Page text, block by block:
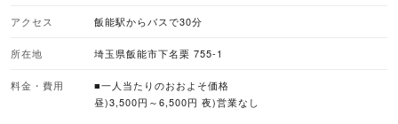
コン、大型扇風機 ■バーベキューのスタイル 手ぶらバーベキュー ■取り扱いビ
受付 WEB予約あり ■座席数 34席（屋外席26） ※1組当たりの最大収容人数34
対応している支払方法 クレジットカード、二次元コード、電子マネー、現金
アクセス 飯能駅からバスで30分
所在地 埼玉県飯能市下名栗 755-1
料金・費用
■一人当たりのおおよそ価格
昼)3,500円～6,500円 夜)営業なし